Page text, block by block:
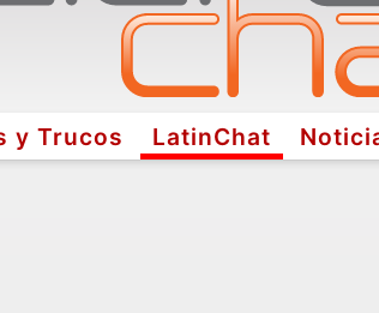
y Trucos LatinChat